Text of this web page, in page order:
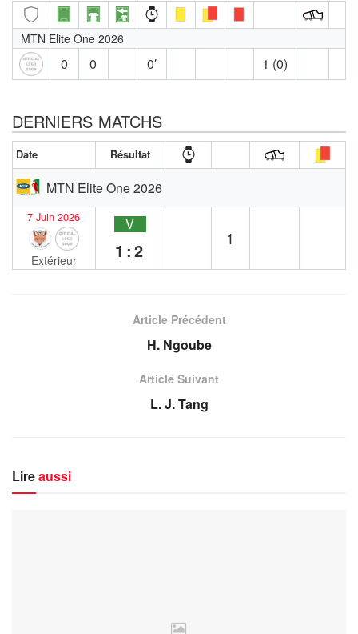
MTN Elite One 2026
0 0 0′ 1 (0)
DERNIERS MATCHS
Date Résultat
MTN Elite One 2026
7 Juin 2026
Extérieur
V
1:2
1
Article Précédent
H. Ngoube
Article Suivant
L. J. Tang
Lireaussi